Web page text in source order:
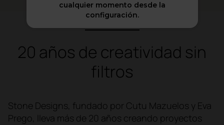
20 años de creatividad sin
filtros
Stone Designs, fundado por Cutu Mazuelos y Eva
Prego, lleva más de 20 años creando proyectos
cualquier momento desde la
configuración.